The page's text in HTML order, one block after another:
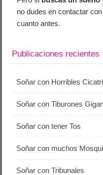
no dudes en contactar
cuanto antes.
Publicaciones recientes
Soñar con Horribles
Soñar con Tiburones
Soñar con tener Tos
Soñar con muchos
Soñar con Tribunales